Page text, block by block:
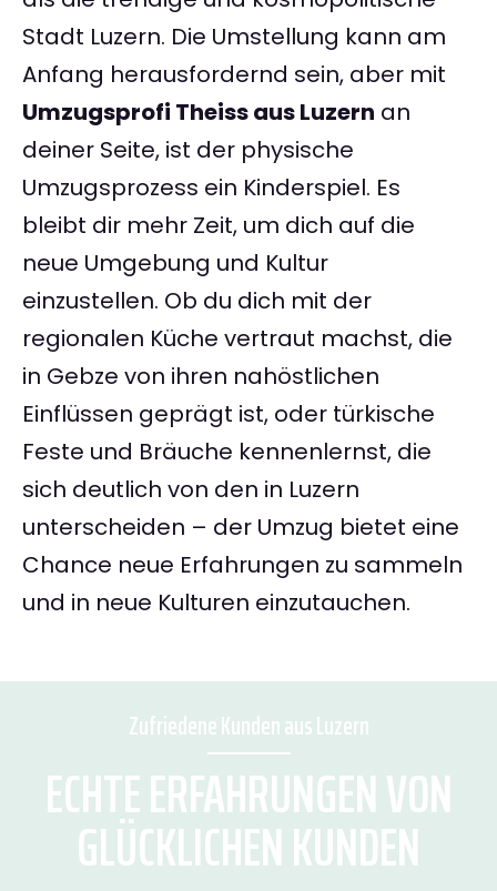
Stadt Luzern. Die Umstellung kann am
Anfang herausfordernd sein, aber mit
Umzugsprofi Theiss aus Luzern an
deiner Seite, ist der physische
Umzugsprozess ein Kinderspiel. Es
bleibt dir mehr Zeit, um dich auf die
neue Umgebung und Kultur
einzustellen. Ob du dich mit der
regionalen Küche vertraut machst, die
in Gebze von ihren nahöstlichen
Einflüssen geprägt ist, oder türkische
Feste und Bräuche kennenlernst, die
sich deutlich von den in Luzern
unterscheiden – der Umzug bietet eine
Chance neue Erfahrungen zu sammeln
und in neue Kulturen einzutauchen.
Zufriedene Kunden aus Luzern
ECHTE ERFAHRUNGEN VON
GLÜCKLICHEN KUNDEN